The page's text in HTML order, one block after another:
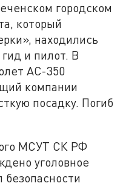
городском
который
находились
и пилот. В
АС-350
компании
посадку. Погиб
МСУТ СК РФ
уголовное